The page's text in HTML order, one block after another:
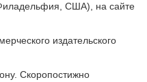
США), на сайте
издательского
Скоропостижно